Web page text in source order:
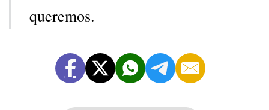
queremos.